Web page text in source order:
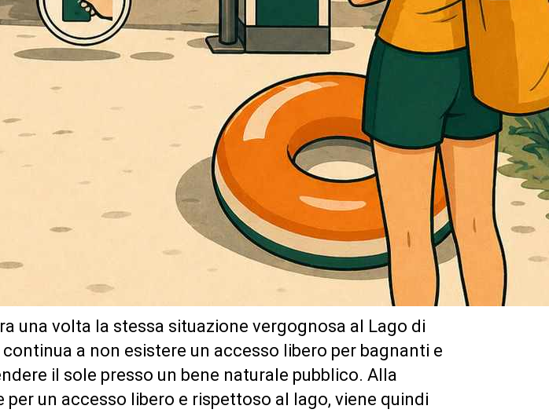
una volta la stessa situazione vergognosa al Lago di
a non esistere un accesso libero per bagnanti e
il sole presso un bene naturale pubblico. Alla
un accesso libero e rispettoso al lago, viene quindi